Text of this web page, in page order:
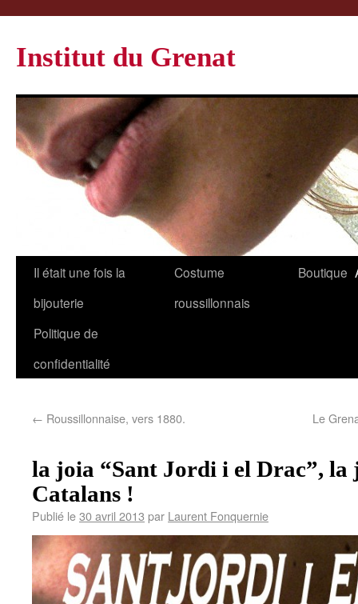
Institut du Grenat
Il était une fois la
bijouterie
Costume
roussillonnais
Boutique
Politique de
confidentialité
← Roussillonnaise, vers 1880. Le
la joia “Sant Jordi i el Drac”, la
Catalans !
Publié le30 avril 2013 par Laurent Fonquernie